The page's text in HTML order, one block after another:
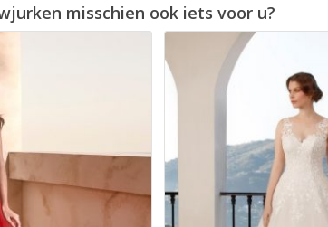
misschien ook iets voor u?